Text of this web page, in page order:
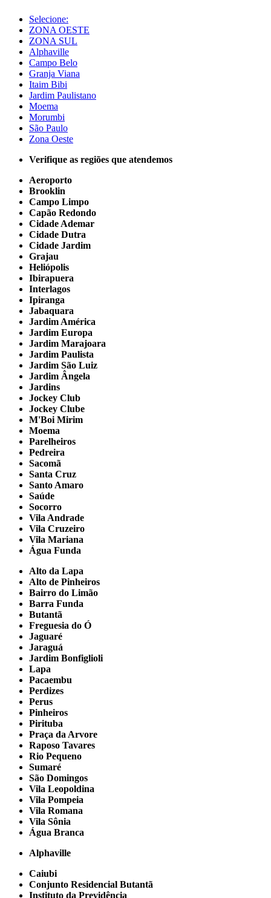
Selecione:
ZONA OESTE
ZONA SUL
Alphaville
Campo Belo
Granja Viana
Itaim Bibi
Jardim Paulistano
Moema
Morumbi
São Paulo
Zona Oeste
Verifique as regiões que atendemos
Aeroporto
Brooklin
Campo Limpo
Capão Redondo
Cidade Ademar
Cidade Dutra
Cidade Jardim
Grajau
Heliópolis
Ibirapuera
Interlagos
Ipiranga
Jabaquara
Jardim América
Jardim Europa
Jardim Marajoara
Jardim Paulista
Jardim São Luiz
Jardim Ângela
Jardins
Jockey Club
Jockey Clube
M'Boi Mirim
Moema
Parelheiros
Pedreira
Sacomã
Santa Cruz
Santo Amaro
Saúde
Socorro
Vila Andrade
Vila Cruzeiro
Vila Mariana
Água Funda
Alto da Lapa
Alto de Pinheiros
Bairro do Limão
Barra Funda
Butantã
Freguesia do Ó
Jaguaré
Jaraguá
Jardim Bonfiglioli
Lapa
Pacaembu
Perdizes
Perus
Pinheiros
Pirituba
Praça da Arvore
Raposo Tavares
Rio Pequeno
Sumaré
São Domingos
Vila Leopoldina
Vila Pompeia
Vila Romana
Vila Sônia
Água Branca
Alphaville
Caiubi
Conjunto Residencial Butantã
Instituto da Previdência